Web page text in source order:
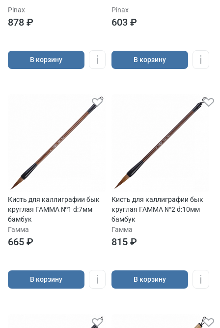
Pinax
878 ₽
В корзину
Pinax
603 ₽
В корзину
Кисть для каллиграфии бык
круглая ГАММА №1 d:7мм
бамбук
Гамма
665 ₽
В корзину
Кисть для каллиграфии бык
круглая ГАММА №2 d:10мм
бамбук
Гамма
815 ₽
В корзину